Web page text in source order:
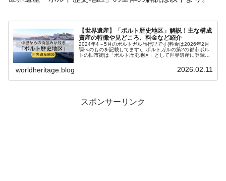
【世界遺産】「ポルト歴史地区」解説！主な構成
資産の特徴や見どころ、料金など紹介
2024年4～5月のポルトガル旅行記です(料金は2026年2月
調べのものを記載してます)。ポルトガルの第2の都市ポル
トの旧市街は「ポルト歴史地区」として世界遺産に登録さ
worldheritage.blog 2026.02.11
スポンサーリンク